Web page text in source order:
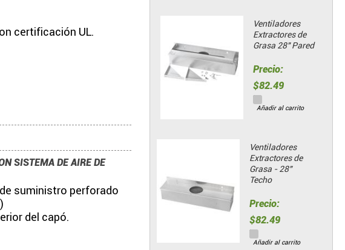
Ventiladores
Extractores de
Grasa 28" Pared
Precio:
$82.49
Añadir al carrito
Ventiladores
Extractores de
Grasa - 28"
Techo
Precio:
$82.49
Añadir al carrito
certificación UL.
SISTEMA DE AIRE DE
suministro perforado
del capó.